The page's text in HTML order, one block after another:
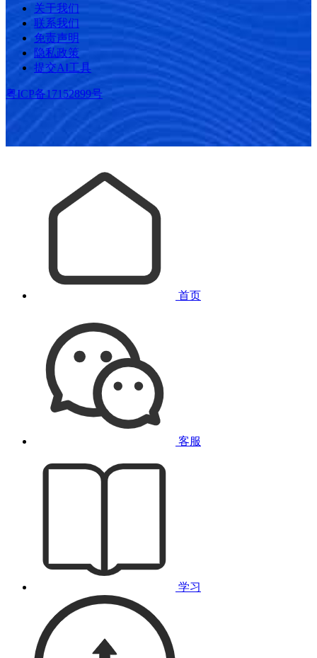
关于我们
联系我们
免责声明
隐私政策
提交AI工具
粤ICP备17152899号
首页
客服
学习